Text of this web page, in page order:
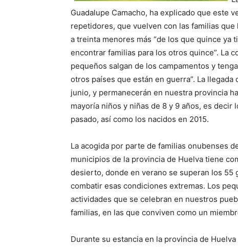
Guadalupe Camacho, ha explicado que este
repetidores, que vuelven con las familias
a treinta menores más “de los que quince ya
encontrar familias para los otros quince”. La
pequeños salgan de los campamentos y
otros países que están en guerra”. La
junio, y permanecerán en nuestra provincia
mayoría niños y niñas de 8 y 9 años, es
pasado, así como los nacidos en 2015.
La acogida por parte de familias onubenses
municipios de la provincia de Huelva tiene
desierto, donde en verano se superan los 55
combatir esas condiciones extremas. Los
actividades que se celebran en nuestros
familias, en las que conviven como un
Durante su estancia en la provincia de